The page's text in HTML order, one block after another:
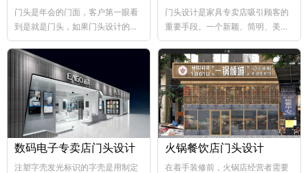
门头是年会的门面，客户第一眼看
到是就是门头，如果门头设计的比
较好，那年会也向...
门头设计是家具专卖店吸引顾客的
重要手段。一个新颖、简明、美观
大方的门...
数码电子专卖店门头设计
注塑字壳发光标识的字壳是用制定
火锅餐饮店门头设计
在着手装修前，火锅店经营者需要